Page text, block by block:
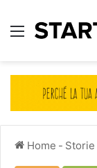
Menu
Home - Storie